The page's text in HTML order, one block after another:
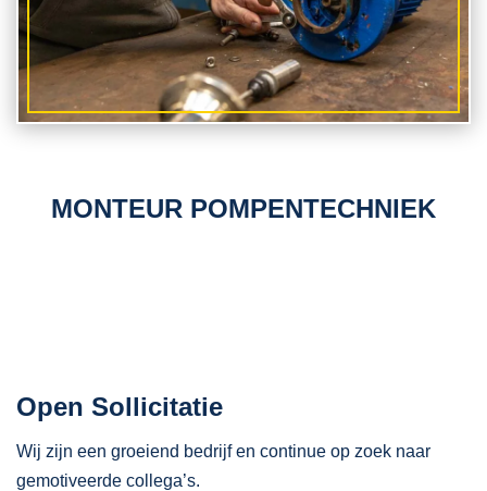
MONTEUR POMPENTECHNIEK
Open Sollicitatie
Wij zijn een groeiend bedrijf en continue op zoek naar
gemotiveerde collega’s.